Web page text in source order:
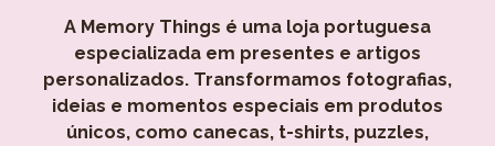
A Memory Things é uma loja portuguesa
especializada em presentes e artigos
personalizados. Transformamos fotografias,
ideias e momentos especiais em produtos
únicos, como canecas, t-shirts, puzzles,